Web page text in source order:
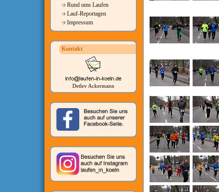
Rund ums Laufen
Lauf-Reportagen
Impressum
Kontakt
Detlev Ackermann